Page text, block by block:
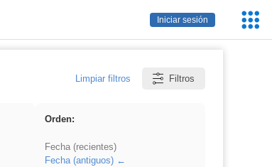
Iniciar sesión
Limpiar filtros Filtros
Orden:
Fecha (recientes)
Fecha (antiguos)